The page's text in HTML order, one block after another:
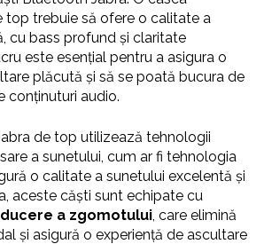
top trebuie să ofere o calitate a
cu bass profund și claritate
este esențial pentru a asigura o
plăcută și să se poată bucura de
conținuturi audio.
de top utilizează tehnologii
a sunetului, cum ar fi tehnologia
o calitate a sunetului excelentă și
aceste căști sunt echipate cu
a zgomotului , care elimină
și asigură o experiență de ascultare